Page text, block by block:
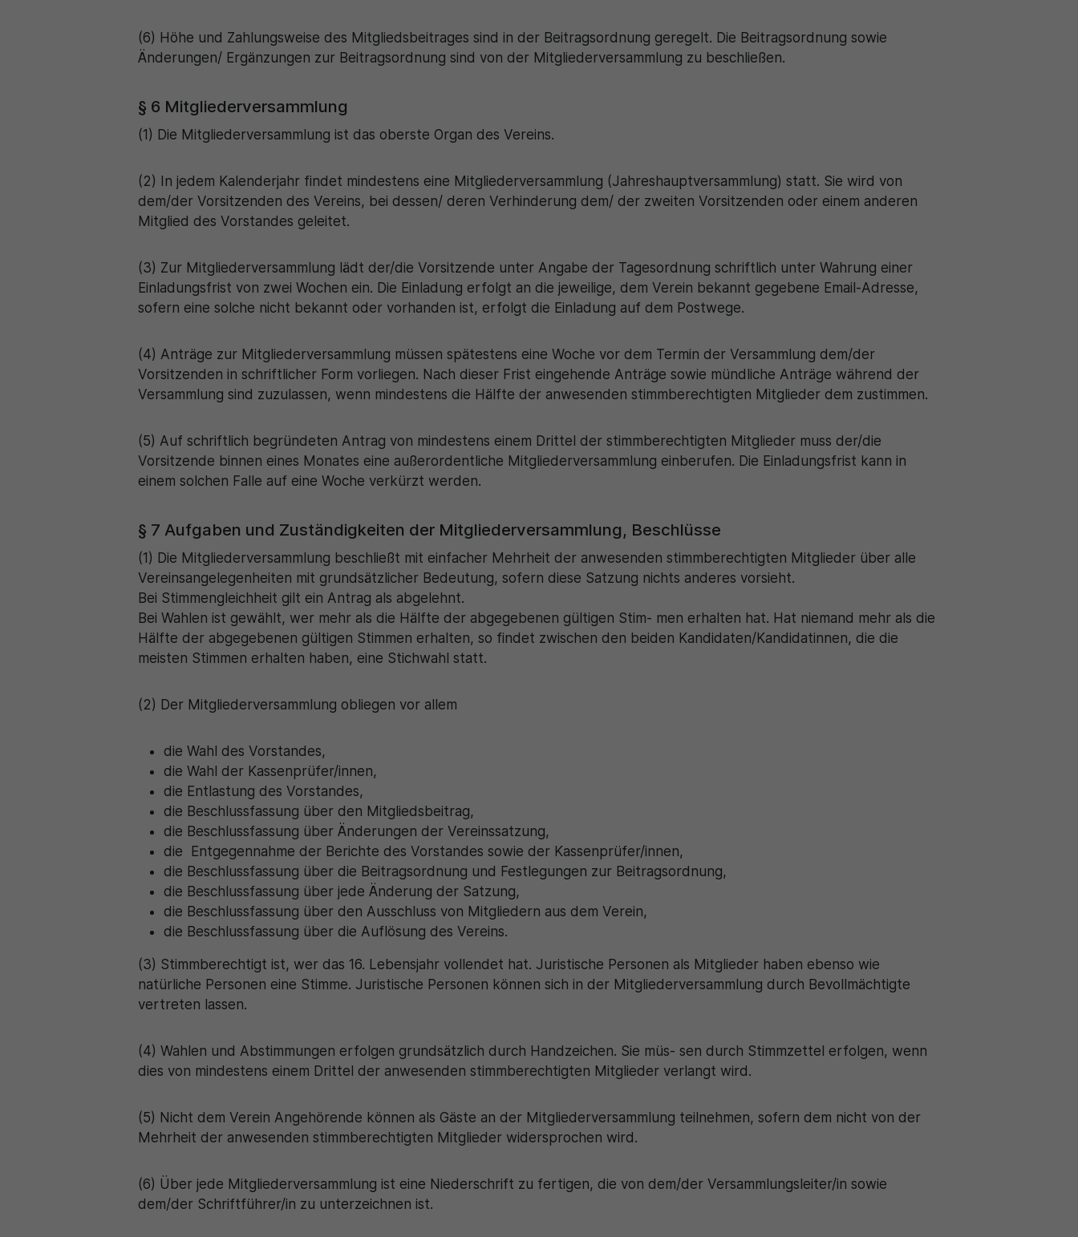
(6) Höhe und Zahlungsweise des Mitgliedsbeitrages sind in der Beitragsordnung geregelt. Die Beitragsordnung sowie
Änderungen/ Ergänzungen zur Beitragsordnung sind von der Mitgliederversammlung zu beschließen.
§ 6 Mitgliederversammlung
(1) Die Mitgliederversammlung ist das oberste Organ des Vereins.
(2) In jedem Kalenderjahr findet mindestens eine Mitgliederversammlung (Jahreshauptversammlung) statt. Sie wird von
dem/der Vorsitzenden des Vereins, bei dessen/ deren Verhinderung dem/ der zweiten Vorsitzenden oder einem anderen
Mitglied des Vorstandes geleitet.
(3) Zur Mitgliederversammlung lädt der/die Vorsitzende unter Angabe der Tagesordnung schriftlich unter Wahrung einer
Einladungsfrist von zwei Wochen ein. Die Einladung erfolgt an die jeweilige, dem Verein bekannt gegebene Email-Adresse,
sofern eine solche nicht bekannt oder vorhanden ist, erfolgt die Einladung auf dem Postwege.
(4) Anträge zur Mitgliederversammlung müssen spätestens eine Woche vor dem Termin der Versammlung dem/der
Vorsitzenden in schriftlicher Form vorliegen. Nach dieser Frist eingehende Anträge sowie mündliche Anträge während der
Versammlung sind zuzulassen, wenn mindestens die Hälfte der anwesenden stimmberechtigten Mitglieder dem zustimmen.
(5) Auf schriftlich begründeten Antrag von mindestens einem Drittel der stimmberechtigten Mitglieder muss der/die
Vorsitzende binnen eines Monates eine außerordentliche Mitgliederversammlung einberufen. Die Einladungsfrist kann in
einem solchen Falle auf eine Woche verkürzt werden.
§ 7 Aufgaben und Zuständigkeiten der Mitgliederversammlung, Beschlüsse
(1) Die Mitgliederversammlung beschließt mit einfacher Mehrheit der anwesenden stimmberechtigten Mitglieder über alle
Vereinsangelegenheiten mit grundsätzlicher Bedeutung, sofern diese Satzung nichts anderes vorsieht.
Bei Stimmengleichheit gilt ein Antrag als abgelehnt.
Bei Wahlen ist gewählt, wer mehr als die Hälfte der abgegebenen gültigen Stim- men erhalten hat. Hat niemand mehr als die
Hälfte der abgegebenen gültigen Stimmen erhalten, so findet zwischen den beiden Kandidaten/Kandidatinnen, die die
meisten Stimmen erhalten haben, eine Stichwahl statt.
(2) Der Mitgliederversammlung obliegen vor allem
die Wahl des Vorstandes,
die Wahl der Kassenprüfer/innen,
die Entlastung des Vorstandes,
die Beschlussfassung über den Mitgliedsbeitrag,
die Beschlussfassung über Änderungen der Vereinssatzung,
die Entgegennahme der Berichte des Vorstandes sowie der Kassenprüfer/innen,
die Beschlussfassung über die Beitragsordnung und Festlegungen zur Beitragsordnung,
die Beschlussfassung über jede Änderung der Satzung,
die Beschlussfassung über den Ausschluss von Mitgliedern aus dem Verein,
die Beschlussfassung über die Auflösung des Vereins.
(3) Stimmberechtigt ist, wer das 16. Lebensjahr vollendet hat. Juristische Personen als Mitglieder haben ebenso wie
natürliche Personen eine Stimme. Juristische Personen können sich in der Mitgliederversammlung durch Bevollmächtigte
vertreten lassen.
(4) Wahlen und Abstimmungen erfolgen grundsätzlich durch Handzeichen. Sie müs- sen durch Stimmzettel erfolgen, wenn
dies von mindestens einem Drittel der anwesenden stimmberechtigten Mitglieder verlangt wird.
(5) Nicht dem Verein Angehörende können als Gäste an der Mitgliederversammlung teilnehmen, sofern dem nicht von der
Mehrheit der anwesenden stimmberechtigten Mitglieder widersprochen wird.
(6) Über jede Mitgliederversammlung ist eine Niederschrift zu fertigen, die von dem/der Versammlungsleiter/in sowie
dem/der Schriftführer/in zu unterzeichnen ist.